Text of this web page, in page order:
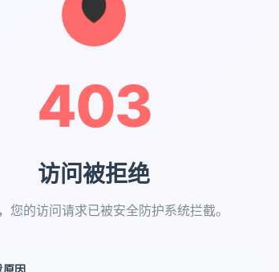
403
访问被拒绝
您的访问请求已被安全防护系统拦截。
原因